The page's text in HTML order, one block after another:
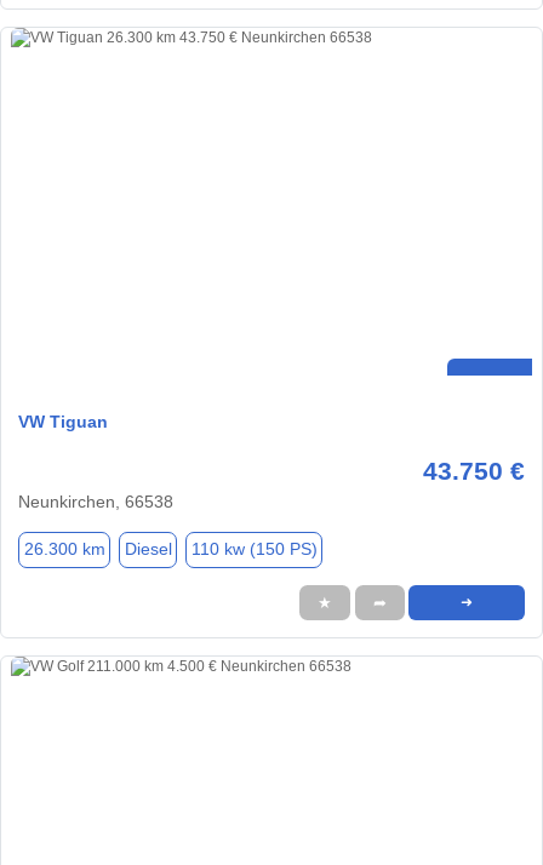
VW Tiguan
43.750 €
Neunkirchen, 66538
26.300 km Diesel 110 kw (150 PS)
★ ➦ ➜